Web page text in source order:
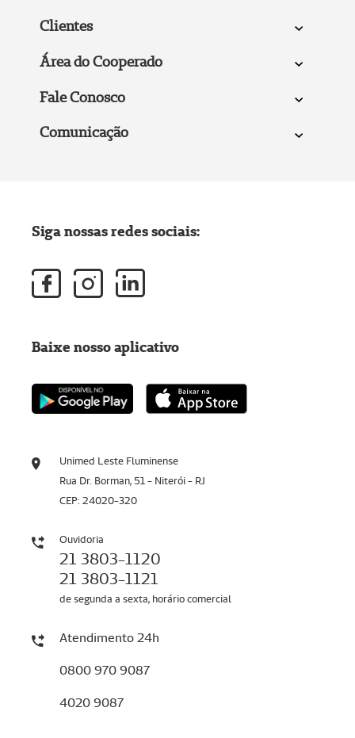
Clientes
Área do Cooperado
Fale Conosco
Comunicação
Unimed Leste Fluminense
Rua Dr. Borman, 51 - Niterói - RJ
CEP: 24020-320
Ouvidoria
21 3803-1120
21 3803-1121
de segunda a sexta, horário comercial
Atendimento 24h
0800 970 9087
4020 9087
Siga nossas redes sociais:
Baixe nosso aplicativo